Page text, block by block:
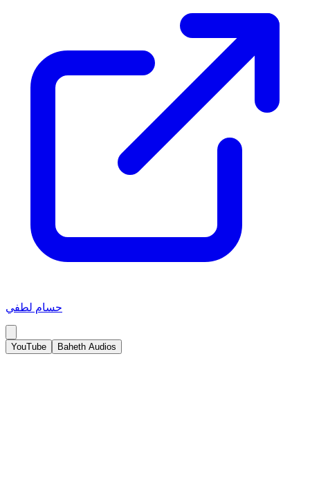
حسام لطفي
YouTube Baheth Audios